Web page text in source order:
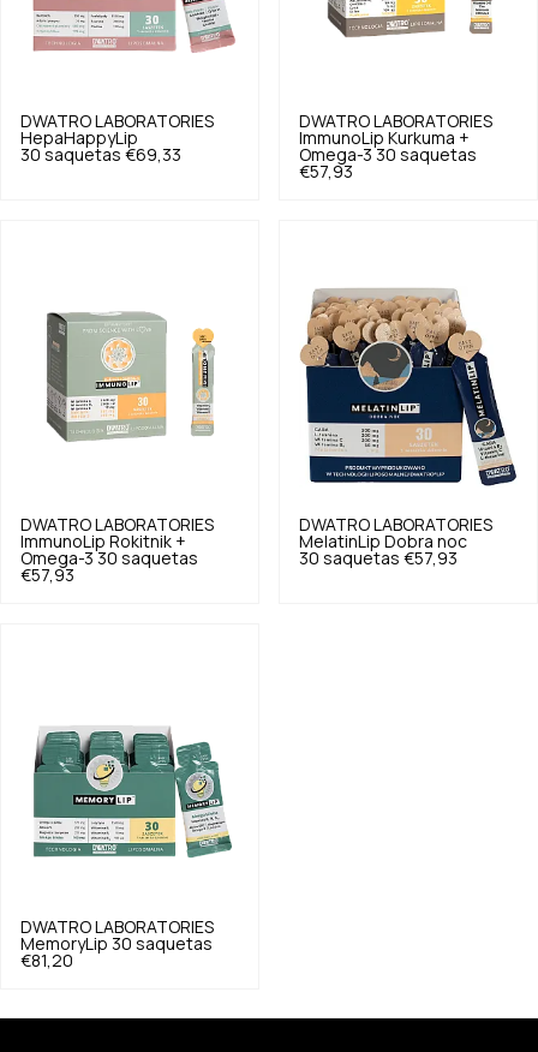
DWATRO LABORATORIES
HepaHappyLip
30 saquetas €69,33
DWATRO LABORATORIES
ImmunoLip Kurkuma +
Omega-3 30 saquetas
€57,93
DWATRO LABORATORIES
ImmunoLip Rokitnik +
Omega-3 30 saquetas
€57,93
DWATRO LABORATORIES
MelatinLip Dobra noc
30 saquetas €57,93
DWATRO LABORATORIES
MemoryLip 30 saquetas
€81,20